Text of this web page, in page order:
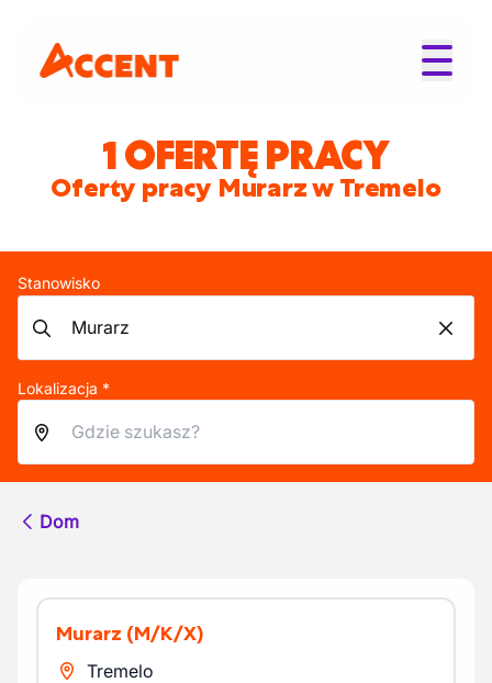
1 OFERTĘ PRACY
Oferty pracy Murarz w Tremelo
Stanowisko
Lokalizacja *
Dom
Murarz (M/K/X)
Tremelo